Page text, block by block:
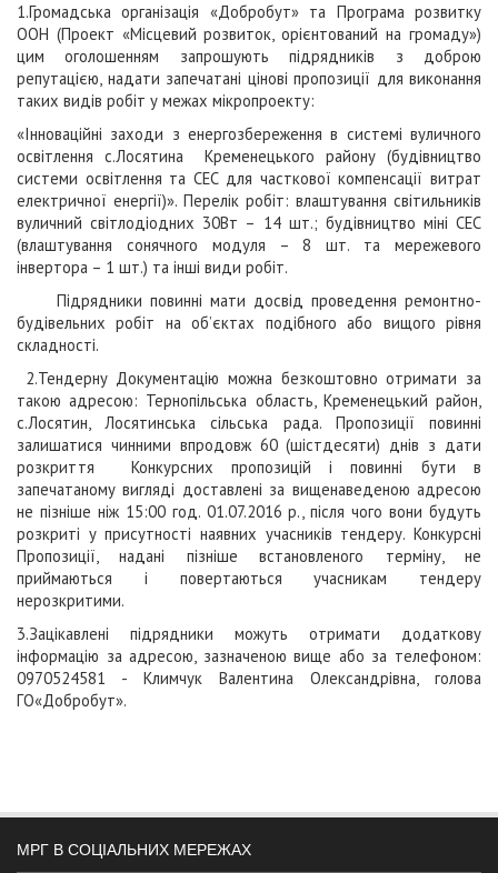
1.Громадська організація «Добробут» та Програма розвитку
ООН (Проект «Місцевий розвиток, орієнтований на громаду»)
цим оголошенням запрошують підрядників з доброю
репутацією, надати запечатані цінові пропозиції для виконання
таких видів робіт у межах мікропроекту:
«Інноваційні заходи з енергозбереження в системі вуличного
освітлення с.Лосятина Кременецького району (будівництво
системи освітлення та СЕС для часткової компенсації витрат
електричної енергії)». Перелік робіт: влаштування свiтильників
вуличний світлодіодних 30Вт – 14 шт.; будівництво міні СЕС
(влаштування сонячного модуля – 8 шт. та мережевого
інвертора – 1 шт.) та інші види робіт.
Підрядники повинні мати досвід проведення ремонтно-
будівельних робіт на об’єктах подібного або вищого рівня
складності.
2.Тендерну Документацію можна безкоштовно отримати за
такою адресою: Тернопільська область, Кременецький район,
с.Лосятин, Лосятинська сільська рада. Пропозиції повинні
залишатися чинними впродовж 60 (шістдесяти) днів з дати
розкриття Конкурсних пропозицій і повинні бути в
запечатаному вигляді доставлені за вищенаведеною адресою
не пізніше ніж 15:00 год. 01.07.2016 р., після чого вони будуть
розкриті у присутності наявних учасників тендеру. Конкурсні
Пропозиції, надані пізніше встановленого терміну, не
приймаються і повертаються учасникам тендеру
нерозкритими.
3.Зацікавлені підрядники можуть отримати додаткову
інформацію за адресою, зазначеною вище або за телефоном:
0970524581 - Климчук Валентина Олександрівна, голова
ГО«Добробут».
МРГ В СОЦІАЛЬНИХ МЕРЕЖАХ